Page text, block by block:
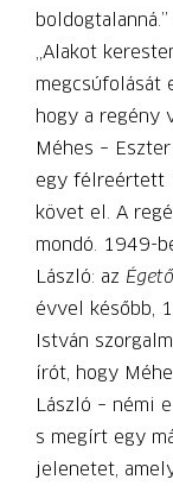
„Alakot
megcsúfolását
hogy a regény
Méhes –
egy félreértett
követ el. A
mondó. 1949-
László: az
évvel később,
István
írót, hogy
László – némi
s megírt egy
jelenetet,